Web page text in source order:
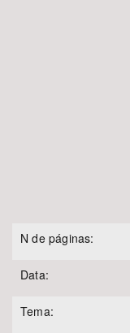
N de páginas:
Data:
Tema: